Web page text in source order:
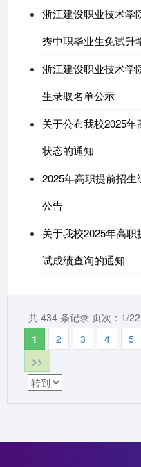
浙江建设职业技术学
秀中职毕业生免试升
浙江建设职业技术学
生录取名单公示
关于公布我校2025
状态的通知
2025年高职提前招
公告
关于我校2025年高
试成绩查询的通知
共 434 条记录 页次：1/
1
2 3 4 5
>>